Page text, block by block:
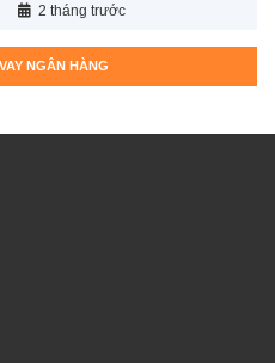
2 tháng trước
NGÂN HÀNG